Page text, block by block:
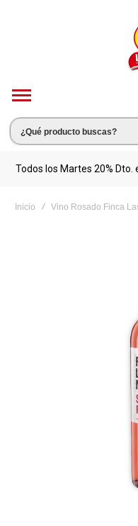
Todos los Martes 20% Dto.
Inicio Vino Rosado Finca